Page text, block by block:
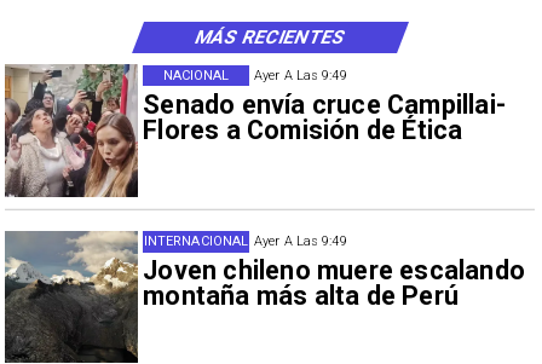
Ayer A Las 9:49
Senado envía cruce Campillai-
Flores a Comisión de Ética
NACIONAL
Ayer A Las 9:49
Joven chileno muere escalando
montaña más alta de Perú
INTERNACIONAL
MÁS RECIENTES